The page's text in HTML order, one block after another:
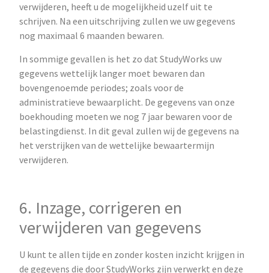
verwijderen, heeft u de mogelijkheid uzelf uit te
schrijven. Na een uitschrijving zullen we uw gegevens
nog maximaal 6 maanden bewaren.
In sommige gevallen is het zo dat StudyWorks uw
gegevens wettelijk langer moet bewaren dan
bovengenoemde periodes; zoals voor de
administratieve bewaarplicht. De gegevens van onze
boekhouding moeten we nog 7 jaar bewaren voor de
belastingdienst. In dit geval zullen wij de gegevens na
het verstrijken van de wettelijke bewaartermijn
verwijderen.
6. Inzage, corrigeren en
verwijderen van gegevens
U kunt te allen tijde en zonder kosten inzicht krijgen in
de gegevens die door StudyWorks zijn verwerkt en deze